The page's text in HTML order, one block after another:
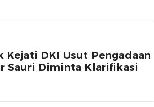
Kejati DKI Usut Pengadaan
Sauri Diminta Klarifikasi